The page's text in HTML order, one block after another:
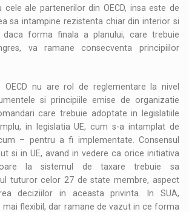
ale partenerilor din OECD, insa este de
sa intampine rezistenta chiar din interior si
forma finala a planului, care trebuie
va ramane consecventa principiilor
OECD nu are rol de reglementare la nivel
si principiile emise de organizatie
care trebuie adoptate in legislatiile
in legislatia UE, cum s-a intamplat de
– pentru a fi implementate. Consensul
si in UE, avand in vedere ca orice initiativa
la sistemul de taxare trebuie sa
tuturor celor 27 de state membre, aspect
deciziilor in aceasta privinta. In SUA,
mai flexibil, dar ramane de vazut in ce forma